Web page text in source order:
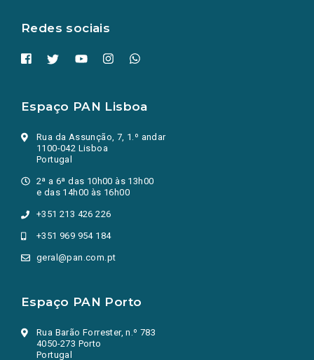
Redes sociais
Espaço PAN Lisboa
Rua da Assunção, 7, 1.º andar
1100-042 Lisboa
Portugal
2ª a 6ª das 10h00 às 13h00
e das 14h00 às 16h00
+351 213 426 226
+351 969 954 184
geral@pan.com.pt
Espaço PAN Porto
Rua Barão Forrester, n.º 783
4050-273 Porto
Portugal